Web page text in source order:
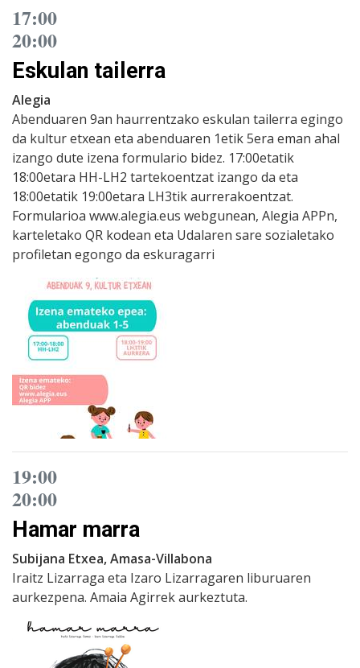
17:00
20:00
Eskulan tailerra
Alegia
Abenduaren 9an haurrentzako eskulan tailerra egingo
da kultur etxean eta abenduaren 1etik 5era eman ahal
izango dute izena formulario bidez. 17:00etatik
18:00etara HH-LH2 tartekoentzat izango da eta
18:00etatik 19:00etara LH3tik aurrerakoentzat.
Formularioa www.alegia.eus webgunean, Alegia APPn,
karteletako QR kodean eta Udalaren sare sozialetako
profiletan egongo da eskuragarri
19:00
20:00
Hamar marra
Subijana Etxea, Amasa-Villabona
Iraitz Lizarraga eta Izaro Lizarragaren liburuaren
aurkezpena. Amaia Agirrek aurkeztuta.